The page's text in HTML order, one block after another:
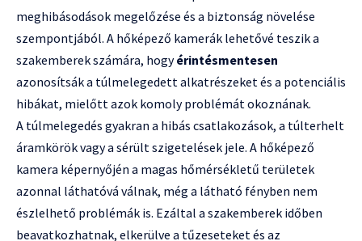
meghibásodások megelőzése és a biztonság növelése
szempontjából. A hőképező kamerák lehetővé teszik a
szakemberek számára, hogyérintésmentesen
azonosítsák a túlmelegedett alkatrészeket és a potenciális
hibákat, mielőtt azok komoly problémát okoznának.
A túlmelegedés gyakran a hibás csatlakozások, a túlterhelt
áramkörök vagy a sérült szigetelések jele. A hőképező
kamera képernyőjén a magas hőmérsékletű területek
azonnal láthatóvá válnak, még a látható fényben nem
észlelhető problémák is. Ezáltal a szakemberek időben
beavatkozhatnak, elkerülve a tűzeseteket és az